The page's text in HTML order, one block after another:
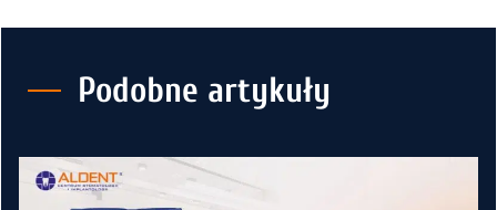
Podobne artykuły